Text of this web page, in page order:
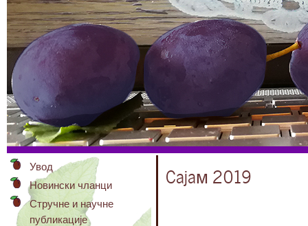
Увод
Новински чланци
Стручне и научне
публикације
Сајам 2019